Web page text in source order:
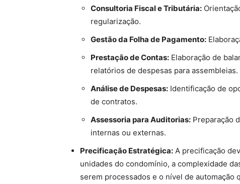
Consultoria Fiscal e Tributária:
regularização.
Gestão da Folha de Pagamento:
Prestação de Contas: Elaboração de
relatórios de despesas para assembleias.
Análise de Despesas: Identificação de
de contratos.
Assessoria para Auditorias: Preparação
internas ou externas.
Precificação Estratégica: A precificação
unidades do condomínio, a complexidade
serem processados e o nível de automação